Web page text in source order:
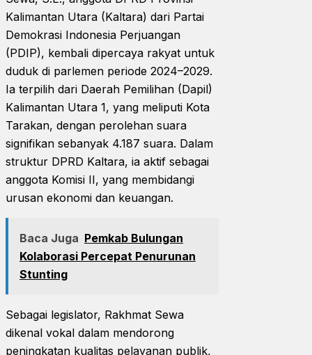
Kalimantan Utara (Kaltara) dari Partai
Demokrasi Indonesia Perjuangan
(PDIP), kembali dipercaya rakyat untuk
duduk di parlemen periode 2024–2029.
Ia terpilih dari Daerah Pemilihan (Dapil)
Kalimantan Utara 1, yang meliputi Kota
Tarakan, dengan perolehan suara
signifikan sebanyak 4.187 suara. Dalam
struktur DPRD Kaltara, ia aktif sebagai
anggota Komisi II, yang membidangi
urusan ekonomi dan keuangan.
Baca Juga Pemkab Bulungan
Kolaborasi Percepat Penurunan
Stunting
Sebagai legislator, Rakhmat Sewa
dikenal vokal dalam mendorong
peningkatan kualitas pelayanan publik,